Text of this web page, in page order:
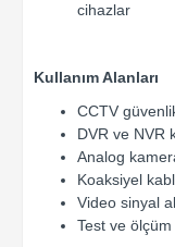
cihazlar
Kullanım Alanları
CCTV
DVR ve NVR
Analog
Koaksiyel
Video sinyal
Test ve ölçüm